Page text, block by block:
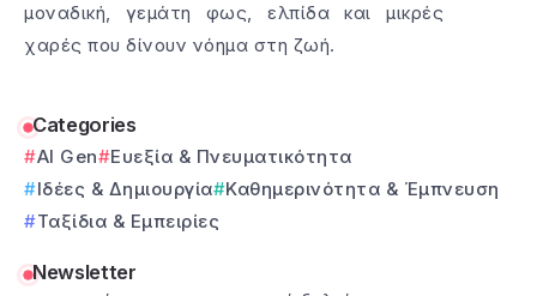
μοναδική, γεμάτη φως, ελπίδα και μικρές
χαρές που δίνουν νόημα στη ζωή.
Categories
AI Gen
Ευεξία & Πνευματικότητα
Ιδέες & Δημιουργία
Καθημερινότητα & Έμπνευση
Ταξίδια & Εμπειρίες
Newsletter